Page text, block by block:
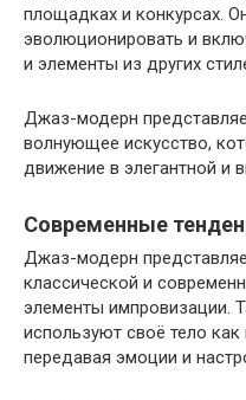
площадках и конкурсах.
эволюционировать и
и элементы из других
Джаз-модерн
волнующее искусство,
движение в элегантной и
Современные
Джаз-модерн
классической и
элементы импровизации.
используют своё тело
передавая эмоции и